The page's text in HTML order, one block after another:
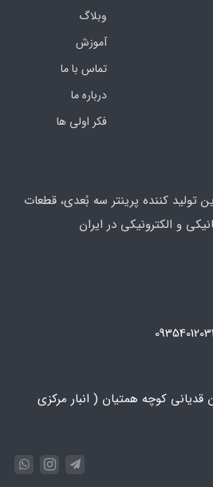
وبلاگ
آموزش
تماس با ما
درباره ما
فکر اولی ها
تولید کننده پرینتر سه بُعدی، قطعات
و الکترونیکی در ایران
قدیانی کوچه همتیان ( انبار مرکزی